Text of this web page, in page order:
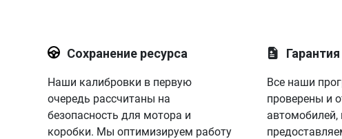
Сохранение ресурса
Наши калибровки в первую
очередь рассчитаны на
безопасность для мотора и
коробки. Мы оптимизируем работу
Все наши
проверены и